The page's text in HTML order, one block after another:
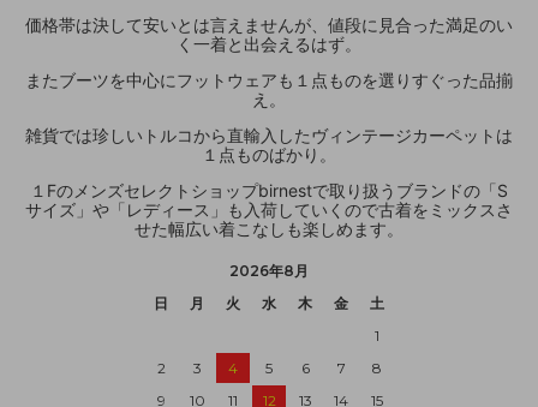
価格帯は決して安いとは言えませんが、値段に見合った満足のい
く一着と出会えるはず。
またブーツを中心にフットウェアも１点ものを選りすぐった品揃
え。
雑貨では珍しいトルコから直輸入したヴィンテージカーペットは
１点ものばかり。
１Fのメンズセレクトショップbirnestで取り扱うブランドの「S
サイズ」や「レディース」も入荷していくので古着をミックスさ
せた幅広い着こなしも楽しめます。
2026年8月
日
月 火 水 木 金
土
1
2
3 4 5 6 7
8
9
10 11 12 13 14
15